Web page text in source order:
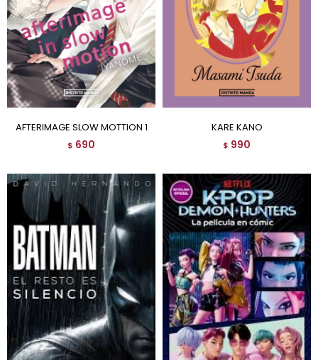
AFTERIMAGE SLOW MOTTION 1
$ 690
KARE KANO
$ 990